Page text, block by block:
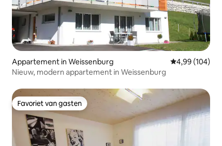
Appartement in Weissenburg Gemiddelde
4,99 (104)
Nieuw, modern appartement in Weissenburg
Favoriet van gasten
Favoriet van gasten